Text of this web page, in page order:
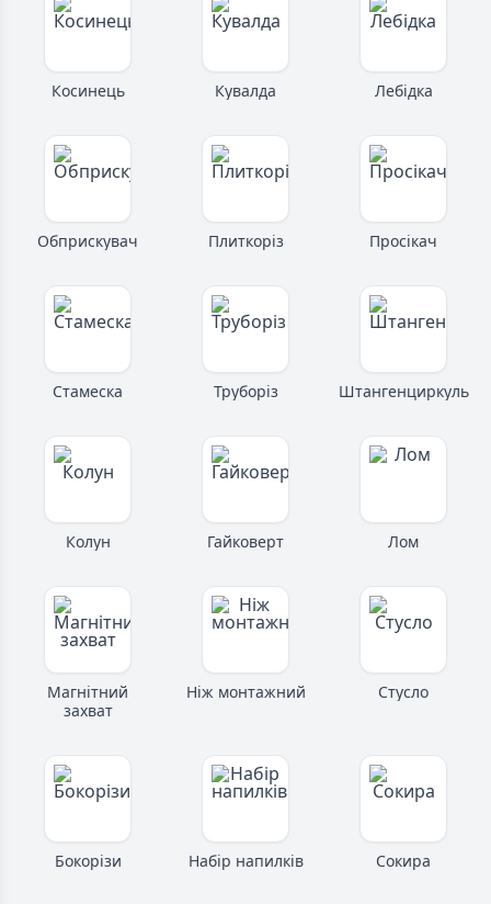
Косинець Кувалда Лебідка
Обприскувач Плиткоріз Просікач
Стамеска Труборіз Штангенциркуль
Колун Гайковерт Лом
Магнітний
захват
Ніж монтажний Стусло
Бокорізи Набір напилків Сокира